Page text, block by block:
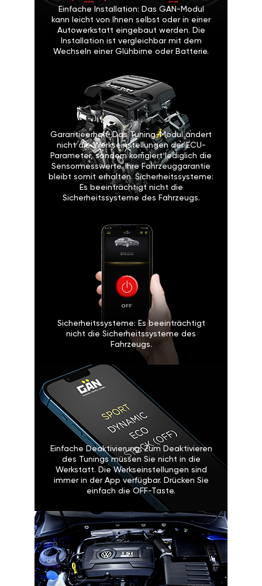
Einfache Installation: Das GAN-Modul
kann leicht von Ihnen selbst oder in einer
Autowerkstatt eingebaut werden. Die
Installation ist vergleichbar mit dem
Wechseln einer Glühbirne oder Batterie.
Garantieerhalt: Das Tuning-Modul ändert
nicht die Werkseinstellungen der ECU-
Parameter, sondern korrigiert lediglich die
Sensormesswerte. Ihre Fahrzeuggarantie
bleibt somit erhalten. Sicherheitssysteme:
Es beeinträchtigt nicht die
Sicherheitssysteme des Fahrzeugs.
Sicherheitssysteme: Es beeinträchtigt
nicht die Sicherheitssysteme des
Fahrzeugs.
Einfache Deaktivierung: Zum Deaktivieren
des Tunings müssen Sie nicht in die
Werkstatt. Die Werkseinstellungen sind
immer in der App verfügbar. Drücken Sie
einfach die OFF-Taste.